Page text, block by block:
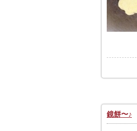
鏡餅〜♪